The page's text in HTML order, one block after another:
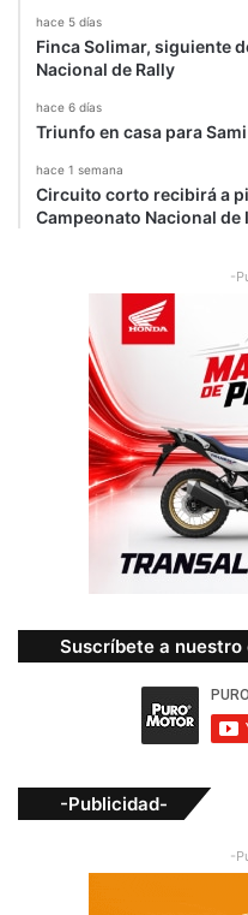
hace 5 días
Finca Solimar, siguiente
Nacional de Rally
hace 6 días
Triunfo en casa para
hace 1 semana
Circuito corto recibirá a
Campeonato Nacional de
-
Suscríbete a nuestro
-Publicidad-
-